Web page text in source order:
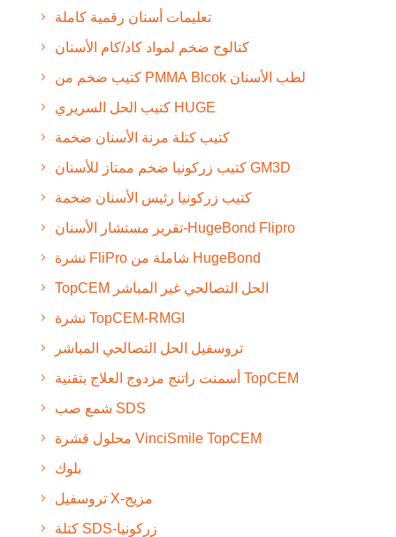
تعليمات أسنان رقمية كاملة
كتالوج ضخم لمواد كاد/كام الأسنان
كتيب ضخم من PMMA Blcok لطب الأسنان
كتيب الحل السريري HUGE
كتيب كتلة مرنة الأسنان ضخمة
كتيب زركونيا ضخم ممتاز للأسنان GM3D
كتيب زركونيا رئيس الأسنان ضخمة
تقرير مستشار الأسنان-HugeBond Flipro
نشرة FliPro شاملة من HugeBond
TopCEM الحل التصالحي غير المباشر
نشرة TopCEM-RMGI
تروسفيل الحل التصالحي المباشر
أسمنت راتنج مزدوج العلاج بتقنية TopCEM
شمع صب SDS
محلول قشرة VinciSmile TopCEM
بلوك
تروسفيل X-مزيج
كتلة SDS-زركونيا